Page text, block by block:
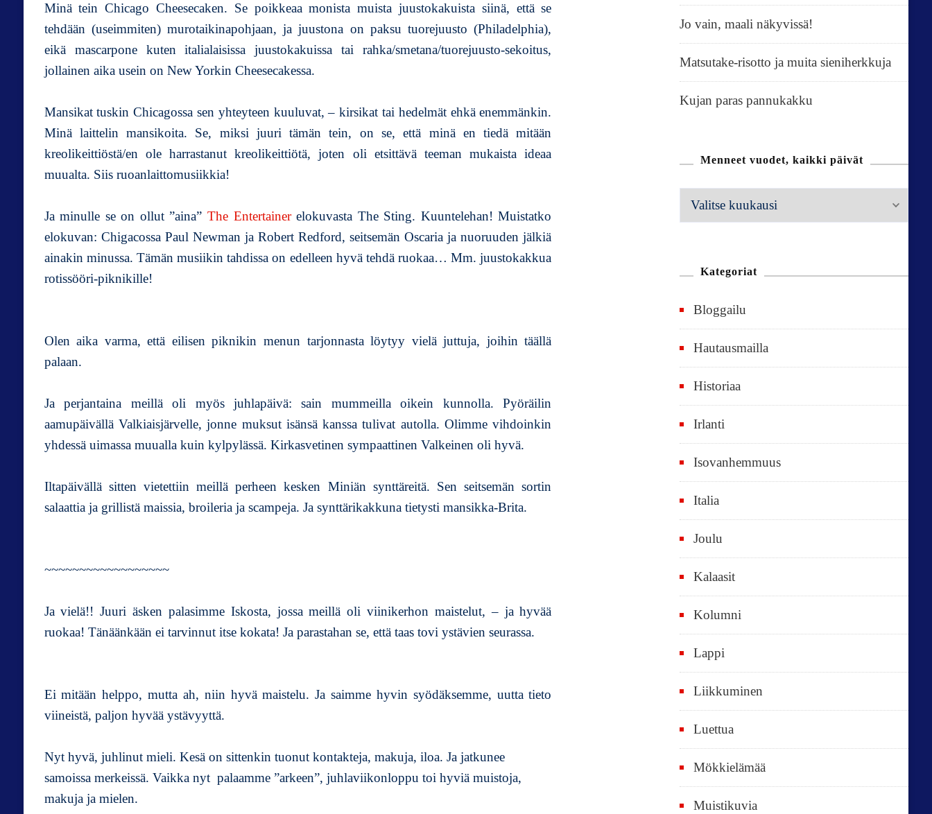
l
a
Minä tein Chicago Cheesecaken. Se poikkeaa monista muista juustokakuista siinä, että se
tehdään (useimmiten) murotaikinapohjaan, ja juustona on paksu tuorejuusto (Philadelphia),
eikä mascarpone kuten italialaisissa juustokakuissa tai rahka/smetana/tuorejuusto-sekoitus,
jollainen aika usein on New Yorkin Cheesecakessa.
Mansikat tuskin Chicagossa sen yhteyteen kuuluvat, – kirsikat tai hedelmät ehkä enemmänkin.
Minä laittelin mansikoita. Se, miksi juuri tämän tein, on se, että minä en tiedä mitään
kreolikeittiöstä/en ole harrastanut kreolikeittiötä, joten oli etsittävä teeman mukaista ideaa
muualta. Siis ruoanlaittomusiikkia!
Ja minulle se on ollut ”aina” The Entertainerelokuvasta The Sting. Kuuntelehan! Muistatko
elokuvan: Chigacossa Paul Newman ja Robert Redford, seitsemän Oscaria ja nuoruuden jälkiä
ainakin minussa. Tämän musiikin tahdissa on edelleen hyvä tehdä ruokaa… Mm. juustokakkua
rotissööri-piknikille!
Olen aika varma, että eilisen piknikin menun tarjonnasta löytyy vielä juttuja, joihin täällä
palaan.
Ja perjantaina meillä oli myös juhlapäivä: sain mummeilla oikein kunnolla. Pyöräilin
aamupäivällä Valkiaisjärvelle, jonne muksut isänsä kanssa tulivat autolla. Olimme vihdoinkin
yhdessä uimassa muualla kuin kylpylässä. Kirkasvetinen sympaattinen Valkeinen oli hyvä.
Iltapäivällä sitten vietettiin meillä perheen kesken Miniän synttäreitä. Sen seitsemän sortin
salaattia ja grillistä maissia, broileria ja scampeja. Ja synttärikakkuna tietysti mansikka-Brita.
~~~~~~~~~~~~~~~~~~
Ja vielä!! Juuri äsken palasimme Iskosta, jossa meillä oli viinikerhon maistelut, – ja hyvää
ruokaa! Tänäänkään ei tarvinnut itse kokata! Ja parastahan se, että taas tovi ystävien seurassa.
Ei mitään helppo, mutta ah, niin hyvä maistelu. Ja saimme hyvin syödäksemme, uutta tieto
viineistä, paljon hyvää ystävyyttä.
Nyt hyvä, juhlinut mieli. Kesä on sittenkin tuonut kontakteja, makuja, iloa. Ja jatkunee
samoissa merkeissä. Vaikka nyt palaamme ”arkeen”, juhlaviikonloppu toi hyviä muistoja,
makuja ja mielen.
Jo vain, maali näkyvissä!
Matsutake-risotto ja muita sieniherkkuja
Kujan paras pannukakku
Menneet vuodet, kaikki päivät
M
e
e
v
u
o
e
t
,
i
k
i
p
ä
ä
t
Kategoriat
Bloggailu
Hautausmailla
Historiaa
Irlanti
Isovanhemmuus
Italia
Joulu
Kalaasit
Kolumni
Lappi
Liikkuminen
Luettua
Mökkielämää
Muistikuvia